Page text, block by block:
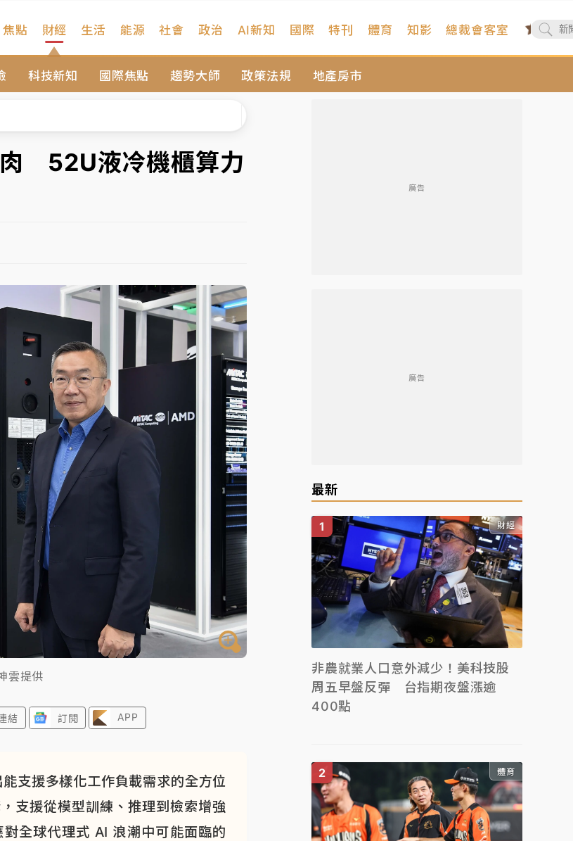
焦點 財經
科技新知 國際焦點 趨勢大師 政策法規 地產房市
生活 能源 社會 政治 AI新知 國際 特刊 體育 知影 總裁會客室
局回應了
由曝光
起展出延長至晚上7時
由曝光
起展出延長至晚上7時
區曝
52U液冷機櫃算力
雲提供
結 訂閱 APP
支援多樣化工作負載需求的全方位
支援從模型訓練、推理到檢索增強
全球代理式 AI 浪潮中可能面臨的
廣告
廣告
最新
財經
非農就業人口意外減少！美科技股
周五早盤反彈 台指期夜盤漲逾
400點
體育